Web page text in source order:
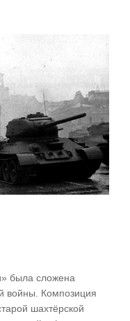
была сложена
войны. Композиция
шахтёрской